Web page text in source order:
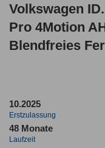
Volkswagen
Pro 4Motion
Blendfreies
10.2025
Erstzulassung
48 Monate
Laufzeit